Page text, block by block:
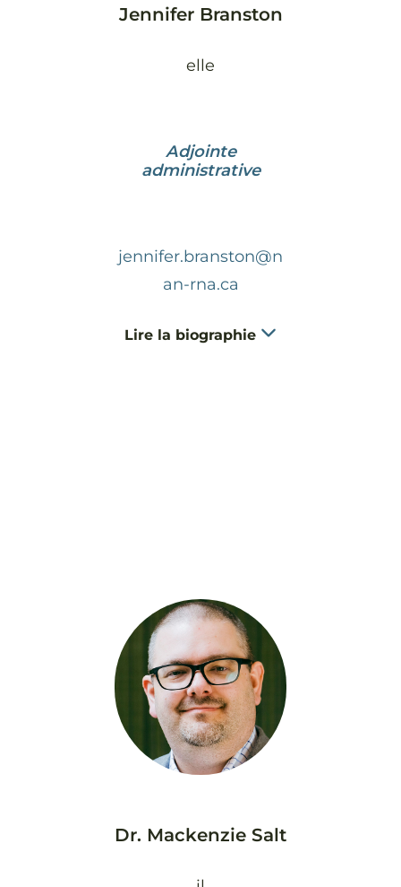
Jennifer Branston
elle
Adjointe
administrative
jennifer.branston@n
an-rna.ca
Lire la biographie
Dr. Mackenzie Salt